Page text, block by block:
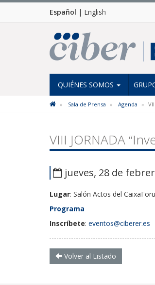
Español | English
QUIÉNES SOMOS
Sala de Prensa Agenda
VIII JORNADA
jueves, 28 de
Lugar: Salón Actos del
Programa
Inscríbete: eventos@ciberer.es
Volver al Listado